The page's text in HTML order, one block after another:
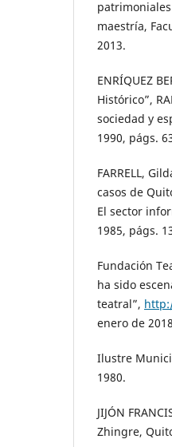
maestría,
2013.
ENRÍQUEZ
Histórico”,
sociedad y
1990, págs.
FARRELL,
casos de
El sector
1985, págs.
Fundación
ha sido
teatral”,
enero de
Ilustre
1980.
JIJÓN
Zhingre,